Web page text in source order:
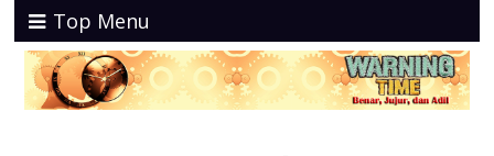
Top Menu